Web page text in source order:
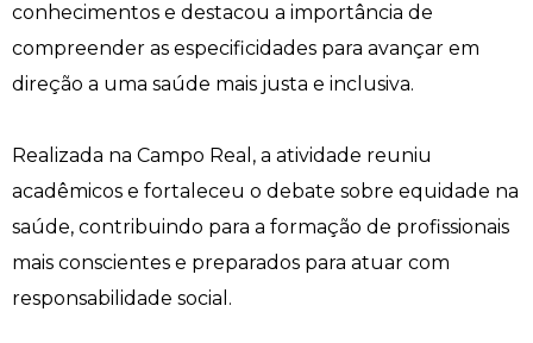
conhecimentos e destacou a importância de
compreender as especificidades para avançar em
direção a uma saúde mais justa e inclusiva.
Realizada na Campo Real, a atividade reuniu
acadêmicos e fortaleceu o debate sobre equidade na
saúde, contribuindo para a formação de profissionais
mais conscientes e preparados para atuar com
responsabilidade social.
Engenharia Agronômica
Engenharia Civil
Engenharia Elétrica
Engenharia Mecânica
Carteirinha de Estudante
Central de Estágios - TCC
Horário de Aulas
Manual do Acadêmico
Diploma Digital
Educação em Direitos Humanos
Extensão
Infocampo